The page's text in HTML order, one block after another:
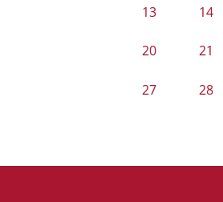
13 14
20 21
27 28